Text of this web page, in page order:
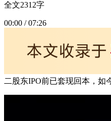
全文2312字
00:00 / 07:26
二股东IPO前已套现回本，如